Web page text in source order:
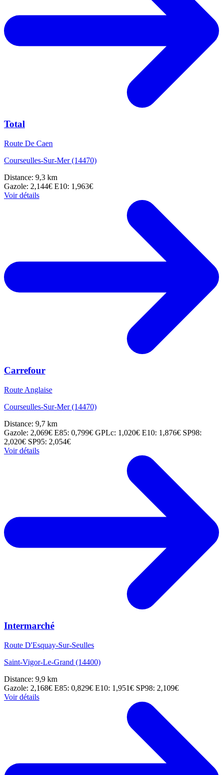
Total
Route De Caen
Courseulles-Sur-Mer (14470)
Distance: 9,3 km
Gazole: 2,144€ E10: 1,963€
Voir détails
Carrefour
Route Anglaise
Courseulles-Sur-Mer (14470)
Distance: 9,7 km
Gazole: 2,069€ E85: 0,799€ GPLc: 1,020€ E10: 1,876€ SP98:
2,020€ SP95: 2,054€
Voir détails
Intermarché
Route D'Esquay-Sur-Seulles
Saint-Vigor-Le-Grand (14400)
Distance: 9,9 km
Gazole: 2,168€ E85: 0,829€ E10: 1,951€ SP98: 2,109€
Voir détails